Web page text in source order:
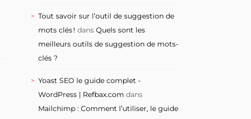
Tout savoir sur l’outil de suggestion de
mots clés ! dansQuels sont les
meilleurs outils de suggestion de mots-
clés ?
Yoast SEO le guide complet -
WordPress | Refbax.com dans
Mailchimp : Comment l’utiliser, le guide